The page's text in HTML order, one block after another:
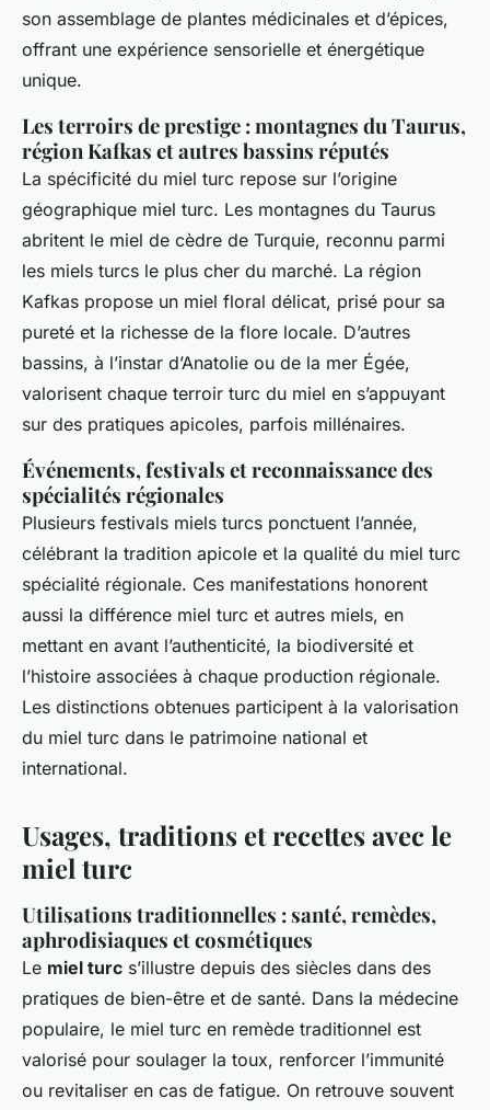
son assemblage de plantes médicinales et d’épices,
offrant une expérience sensorielle et énergétique
unique.
Les terroirs de prestige : montagnes du Taurus,
région Kafkas et autres bassins réputés
La spécificité du miel turc repose sur l’origine
géographique miel turc. Les montagnes du Taurus
abritent le miel de cèdre de Turquie, reconnu parmi
les miels turcs le plus cher du marché. La région
Kafkas propose un miel floral délicat, prisé pour sa
pureté et la richesse de la flore locale. D’autres
bassins, à l’instar d’Anatolie ou de la mer Égée,
valorisent chaque terroir turc du miel en s’appuyant
sur des pratiques apicoles, parfois millénaires.
Événements, festivals et reconnaissance des
spécialités régionales
Plusieurs festivals miels turcs ponctuent l’année,
célébrant la tradition apicole et la qualité du miel turc
spécialité régionale. Ces manifestations honorent
aussi la différence miel turc et autres miels, en
mettant en avant l’authenticité, la biodiversité et
l’histoire associées à chaque production régionale.
Les distinctions obtenues participent à la valorisation
du miel turc dans le patrimoine national et
international.
Usages, traditions et recettes avec le
miel turc
Utilisations traditionnelles : santé, remèdes,
aphrodisiaques et cosmétiques
Le miel turc s’illustre depuis des siècles dans des
pratiques de bien-être et de santé. Dans la médecine
populaire, le miel turc en remède traditionnel est
valorisé pour soulager la toux, renforcer l’immunité
ou revitaliser en cas de fatigue. On retrouve souvent